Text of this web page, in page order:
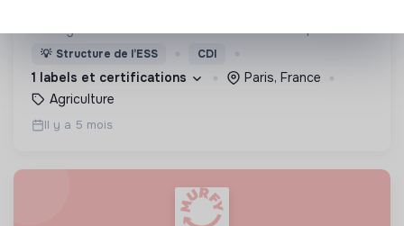
agriculteurs franciliens.
💡 Structure de l’ESS CDI
1 labels et certifications
Paris, France
Agriculture
Il y a 5 mois